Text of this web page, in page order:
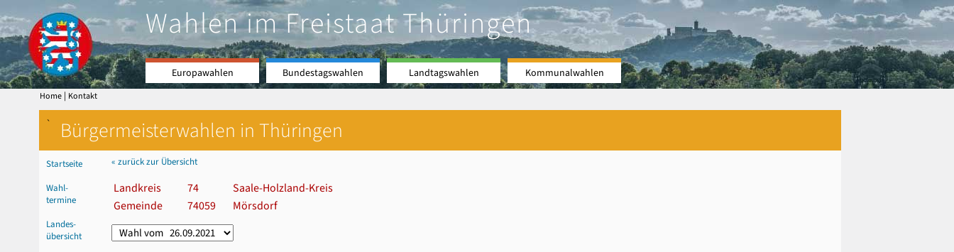
Wahlen im Freistaat Thüringen
Europawahlen Bundestagswahlen Landtagswahlen Kommunalwahlen
Home | Kontakt
` Bürgermeisterwahlen in Thüringen
Startseite
Wahl-
termine
Landes-
übersicht
« zurück zur Übersicht
Landkreis 74
Saale-Holzland-Kreis
Gemeinde
74059 Mörsdorf